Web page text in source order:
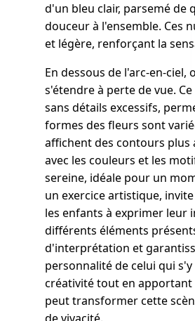
d'un bleu clair, parsemé de
douceur à l'ensemble. Ces
et légère, renforçant la
En dessous de l'arc-en-
s'étendre à perte de vue.
sans détails excessifs,
formes des fleurs sont
affichent des contours
avec les couleurs et les
sereine, idéale pour un
un exercice artistique,
les enfants à exprimer leur
différents éléments
d'interprétation et
personnalité de celui qui
créativité tout en apportant
peut transformer cette